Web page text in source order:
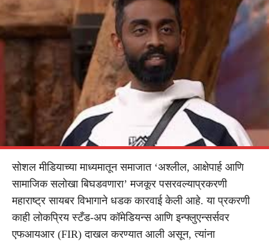
सोशल मीडियाच्या माध्यमातून समाजात ‘अश्लील, आक्षेपार्ह आणि
सामाजिक सलोखा बिघडवणारा’ मजकूर पसरवल्याप्रकरणी
महाराष्ट्र सायबर विभागाने धडक कारवाई केली आहे. या प्रकरणी
काही लोकप्रिय स्टँड-अप कॉमेडियन्स आणि इन्फ्लुएन्सर्सवर
एफआयआर (FIR) दाखल करण्यात आली असून, त्यांना